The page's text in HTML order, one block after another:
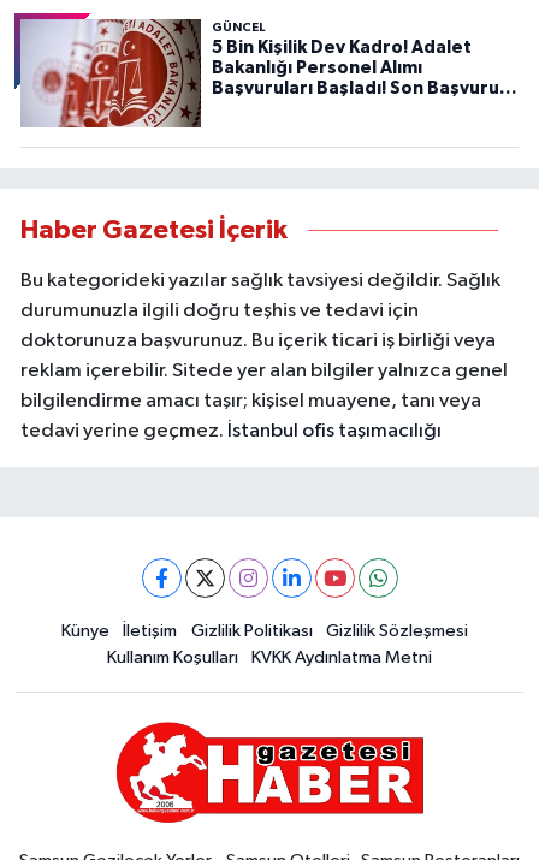
GÜNCEL
5 Bin Kişilik Dev Kadro! Adalet
Bakanlığı Personel Alımı
Başvuruları Başladı! Son Başvuru
Haber Gazetesi İçerik
Bu kategorideki yazılar sağlık tavsiyesi değildir. Sağlık
durumunuzla ilgili doğru teşhis ve tedavi için
doktorunuza başvurunuz. Bu içerik ticari iş birliği veya
reklam içerebilir. Sitede yer alan bilgiler yalnızca genel
bilgilendirme amacı taşır; kişisel muayene, tanı veya
tedavi yerine geçmez. İstanbul ofis taşımacılığı
Künye İletişim Gizlilik Politikası
Gizlilik Sözleşmesi
Kullanım Koşulları
KVKK Aydınlatma Metni